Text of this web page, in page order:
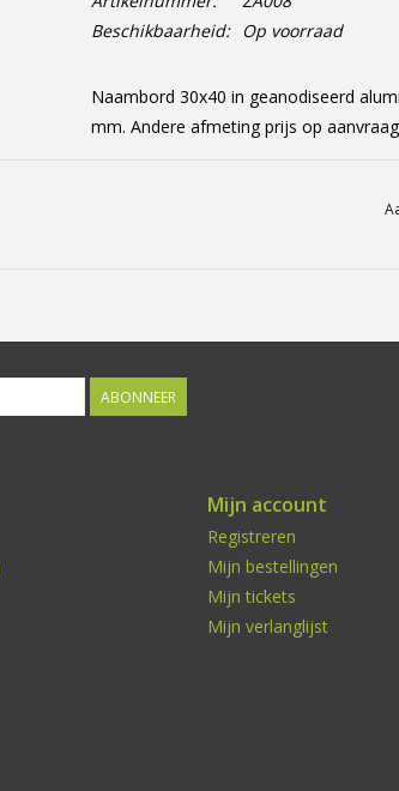
Beschikbaarheid:
Op voorraad
Naambord 30x40 in geanodiseerd
mm. Andere afmeting prijs op
ABONNEER
Mijn account
Registreren
Mijn bestellingen
Mijn tickets
Mijn verlanglijst